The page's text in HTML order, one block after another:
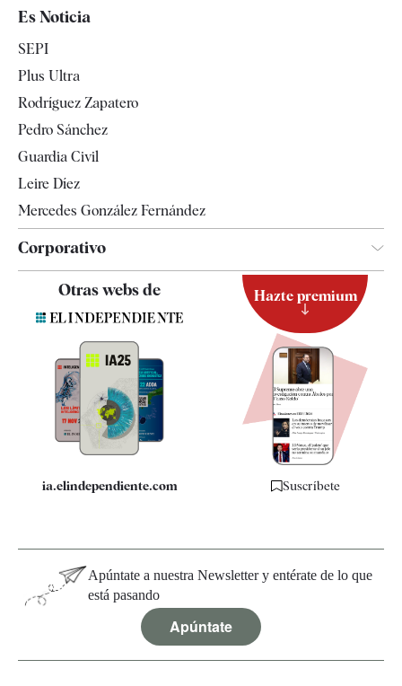
España
Televisión
Es Noticia
SEPI
Plus Ultra
Rodríguez Zapatero
Pedro Sánchez
Guardia Civil
Leire Díez
Mercedes González Fernández
Corporativo
Contacto
Quiénes somos
Especificaciones
Otras webs de
ia.elindependiente.com
Hazte premium
Suscríbete
Apúntate a nuestra Newsletter y entérate de lo que
está pasando
Apúntate